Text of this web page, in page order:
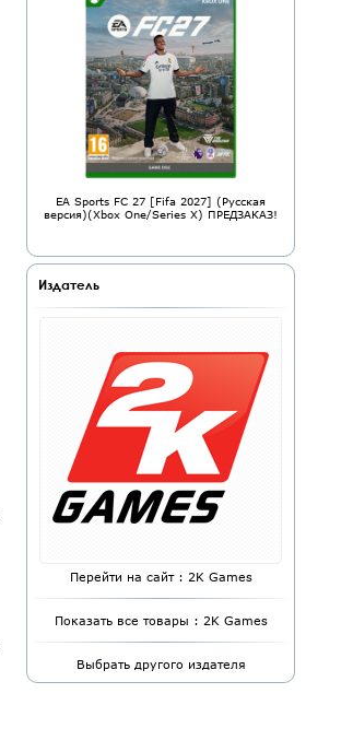
EA Sports FC 27 [Fifa 2027] (Русская
версия)(Xbox One/Series X) ПРЕДЗАКАЗ!
Издатель
Перейти на сайт : 2K Games
Показать все товары : 2K Games
Выбрать другого издателя